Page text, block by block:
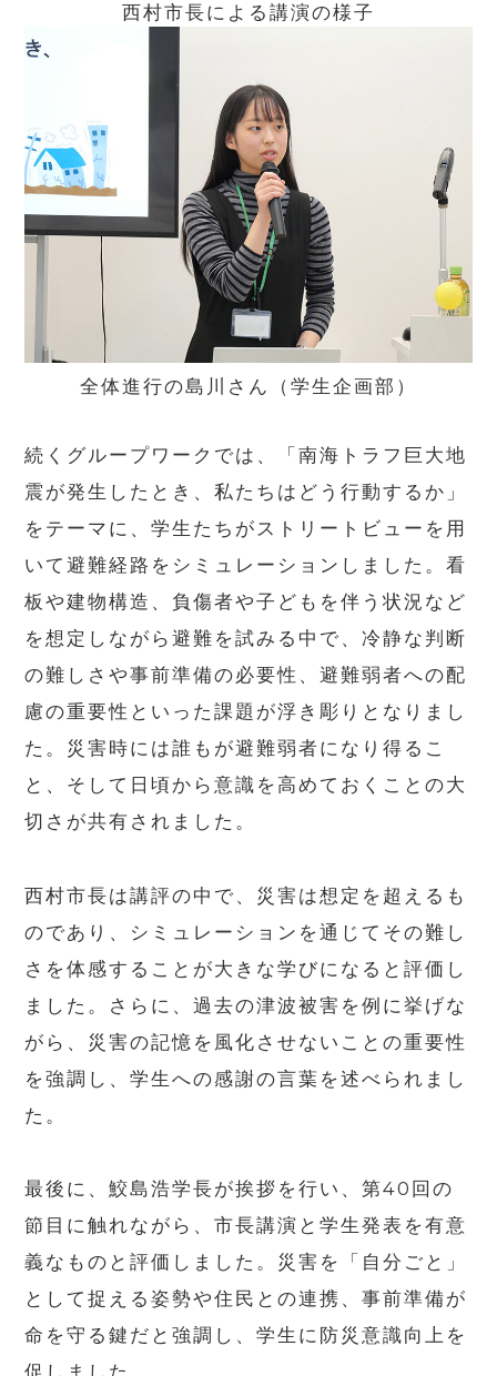
西村市長による講演の様子
全体進行の島川さん（学生企画部）
続くグループワークでは、「南海トラフ巨大地
震が発生したとき、私たちはどう行動するか」
をテーマに、学生たちがストリートビューを用
いて避難経路をシミュレーションしました。看
板や建物構造、負傷者や子どもを伴う状況など
を想定しながら避難を試みる中で、冷静な判断
の難しさや事前準備の必要性、避難弱者への配
慮の重要性といった課題が浮き彫りとなりまし
た。災害時には誰もが避難弱者になり得るこ
と、そして日頃から意識を高めておくことの大
切さが共有されました。
西村市長は講評の中で、災害は想定を超えるも
のであり、シミュレーションを通じてその難し
さを体感することが大きな学びになると評価し
ました。さらに、過去の津波被害を例に挙げな
がら、災害の記憶を風化させないことの重要性
を強調し、学生への感謝の言葉を述べられまし
た。
最後に、鮫島浩学長が挨拶を行い、第40回の
節目に触れながら、市長講演と学生発表を有意
義なものと評価しました。災害を「自分ごと」
として捉える姿勢や住民との連携、事前準備が
命を守る鍵だと強調し、学生に防災意識向上を